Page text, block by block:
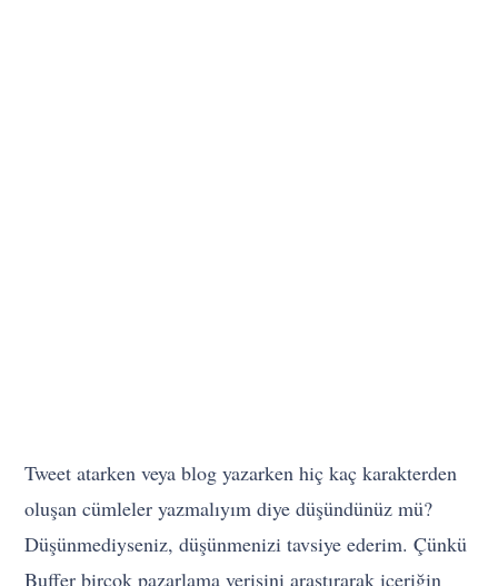
Tweet atarken veya blog yazarken hiç kaç karakterden
oluşan cümleler yazmalıyım diye düşündünüz mü?
Düşünmediyseniz, düşünmenizi tavsiye ederim. Çünkü
Buffer birçok pazarlama verisini araştırarak içeriğin